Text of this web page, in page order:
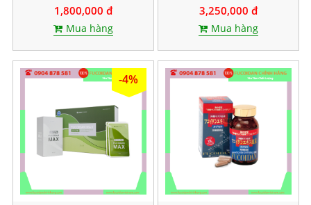
1,800,000 đ
Mua hàng
3,250,000 đ
Mua hàng
-4%